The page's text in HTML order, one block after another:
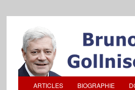
ARTICLES BIOGRAPHIE